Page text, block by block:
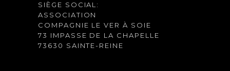
SIÈGE SOCIAL:
ASSOCIATION
COMPAGNIE LE VER À SOIE
73 IMPASSE DE LA CHAPELLE
73630 SAINTE-REINE